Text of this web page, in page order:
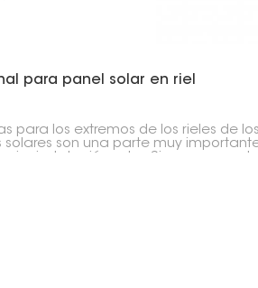
para panel solar en riel
para los extremos de los rieles de los
solares son una parte muy